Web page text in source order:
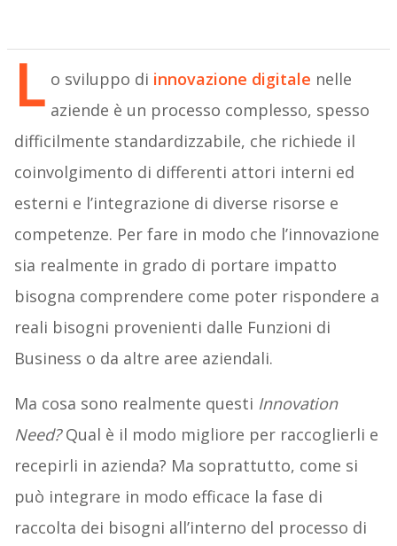
L o sviluppo di innovazione digitale nelle
aziende è un processo complesso, spesso
difficilmente standardizzabile, che richiede il
coinvolgimento di differenti attori interni ed
esterni e l’integrazione di diverse risorse e
competenze. Per fare in modo che l’innovazione
sia realmente in grado di portare impatto
bisogna comprendere come poter rispondere a
reali bisogni provenienti dalle Funzioni di
Business o da altre aree aziendali.
Ma cosa sono realmente questi Innovation
Need?Qual è il modo migliore per raccoglierli e
recepirli in azienda? Ma soprattutto, come si
può integrare in modo efficace la fase di
raccolta dei bisogni all’interno del processo di